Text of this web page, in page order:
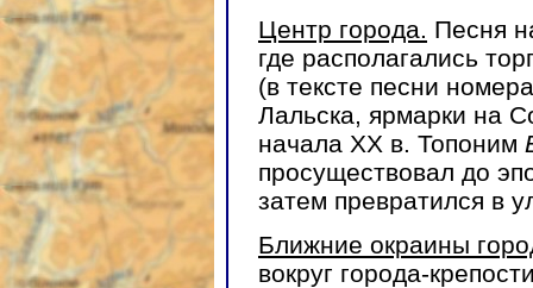
Центр города. Песня
где располагались
(в тексте песни
Лальска, ярмарки на
начала XX в. Топоним
просуществовал до
затем превратился в
Ближние окраины
вокруг города-